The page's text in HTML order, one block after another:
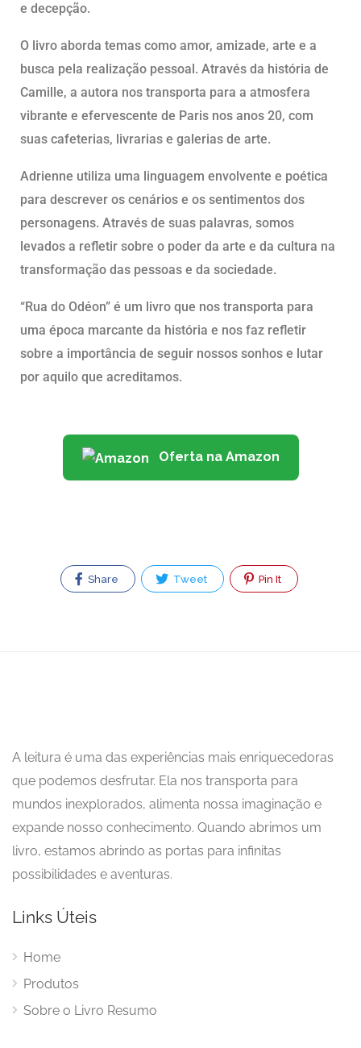
e decepção.
O livro aborda temas como amor, amizade, arte e a
busca pela realização pessoal. Através da história de
Camille, a autora nos transporta para a atmosfera
vibrante e efervescente de Paris nos anos 20, com
suas cafeterias, livrarias e galerias de arte.
Adrienne utiliza uma linguagem envolvente e poética
para descrever os cenários e os sentimentos dos
personagens. Através de suas palavras, somos
levados a refletir sobre o poder da arte e da cultura na
transformação das pessoas e da sociedade.
“Rua do Odéon” é um livro que nos transporta para
uma época marcante da história e nos faz refletir
sobre a importância de seguir nossos sonhos e lutar
por aquilo que acreditamos.
Oferta na Amazon
Share Tweet Pin It
A leitura é uma das experiências mais enriquecedoras
que podemos desfrutar. Ela nos transporta para
mundos inexplorados, alimenta nossa imaginação e
expande nosso conhecimento. Quando abrimos um
livro, estamos abrindo as portas para infinitas
possibilidades e aventuras.
Links Úteis
Home
Produtos
Sobre o Livro Resumo